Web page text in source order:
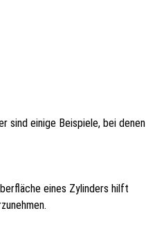
sind einige Beispiele, bei denen
eines Zylinders hilft